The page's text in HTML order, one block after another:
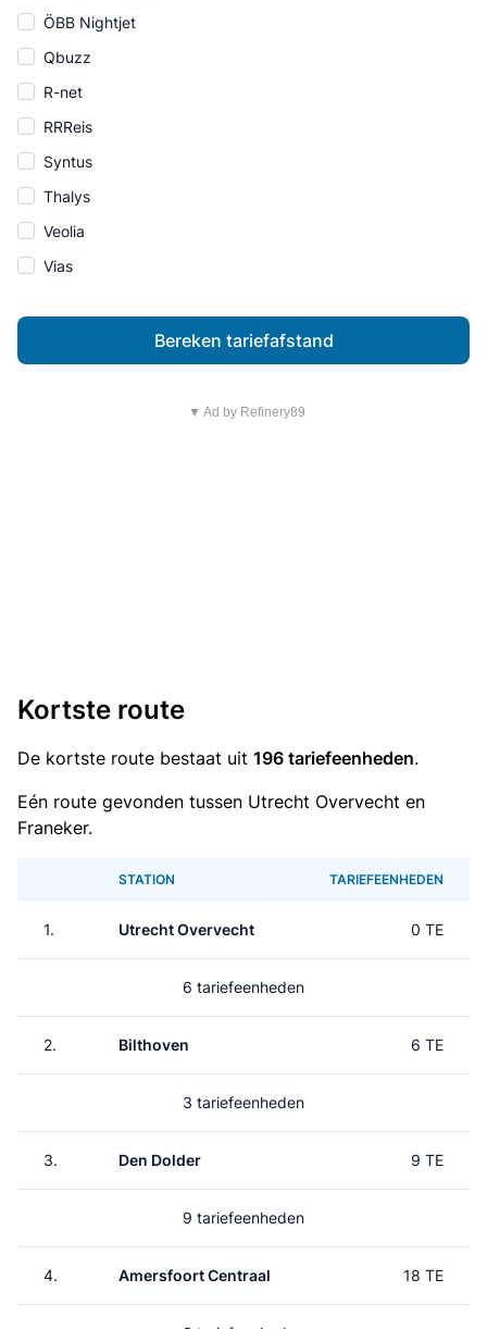
ÖBB Nightjet
Qbuzz
R-net
RRReis
Syntus
Thalys
Veolia
Vias
Bereken tariefafstand
▼ Ad by Refinery89
Kortste route
De kortste route bestaat uit 196 tariefeenheden.
Eén route gevonden tussen Utrecht Overvecht en
Franeker.
STATION TARIEFEENHEDEN
1. Utrecht Overvecht 0 TE
6 tariefeenheden
2. Bilthoven 6 TE
3 tariefeenheden
3. Den Dolder 9 TE
9 tariefeenheden
4. Amersfoort Centraal 18 TE